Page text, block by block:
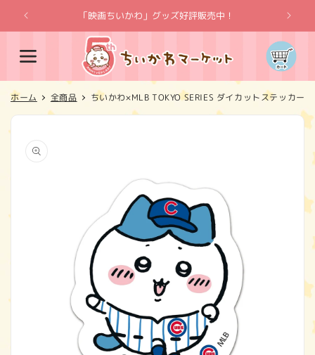
ンツに
進む
「映画ちいかわ」グッズ好評販売中！
カ
ー
ト
ホーム 全商品 ちいかわ×MLB TOKYO SERIES ダイカットステッカー
報にス
キップ